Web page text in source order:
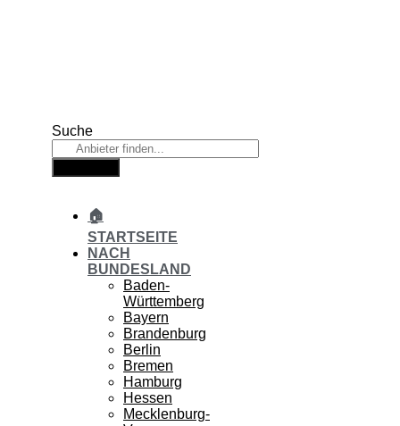
Suche
🏠
STARTSEITE
NACH
BUNDESLAND
Baden-
Württemberg
Bayern
Brandenburg
Berlin
Bremen
Hamburg
Hessen
Mecklenburg-